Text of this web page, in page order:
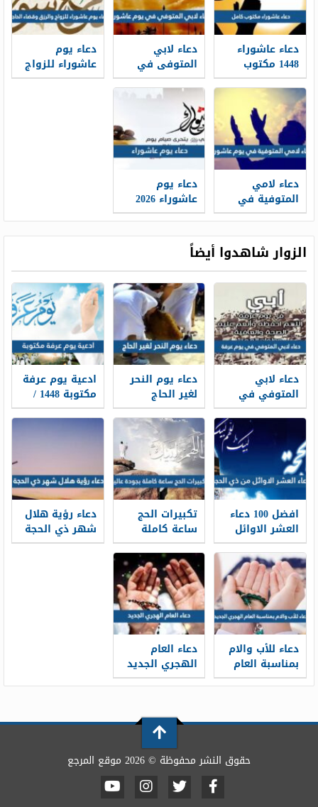
دعاء عاشوراء
1448 مكتوب
كامل pdf
دعاء لابي
المتوفى في
يوم عاشوراء
1448 مكتوب
دعاء يوم
عاشوراء للزواج
والرزق وقضاء
دعاء لامي
المتوفية في
يوم عاشوراء
2026
دعاء يوم
عاشوراء 2026
اللهم إني
وأستجير بك من
النار
الزوار شاهدوا أيضاً
دعاء لابي
المتوفي في
يوم عرفة 2026
أدعية لأبي
المتوفي في
وقفة عرفة 1448
دعاء يوم النحر
لغير الحاج
مكتوب 2026 ،
أدعية يوم النحر
لغير الحاج 1448
ادعية يوم عرفة
مكتوبة 1448 /
2026 لبيك اللهم
لبيك
افضل 100 دعاء
العشر الاوائل
من ذي الحجة
مكتوب 1448 /
2026
تكبيرات الحج
ساعة كاملة
بجودة عالية
1448 -2026 لبيك
اللهم لبيك
دعاء رؤية هلال
شهر ذي الحجة
1448 كامل
دعاء للأب والام
بمناسبة العام
الهجري الجديد
دعاء العام
الهجري الجديد
1448 مكتوب
حقوق النشر محفوظة © 2026 موقع المرجع